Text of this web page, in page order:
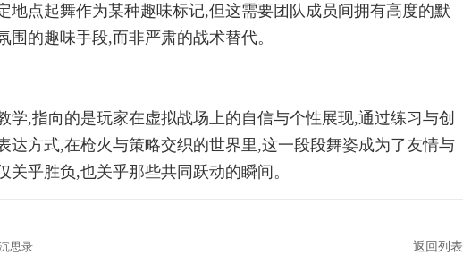
地点起舞作为某种趣味标记,但这需要团队成员间拥有高度的默
的趣味手段,而非严肃的战术替代。
学,指向的是玩家在虚拟战场上的自信与个性展现,通过练习与创
达方式,在枪火与策略交织的世界里,这一段段舞姿成为了友情与
乎胜负,也关乎那些共同跃动的瞬间。
思录 返回列表